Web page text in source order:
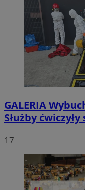
GALERIA
Służby
17